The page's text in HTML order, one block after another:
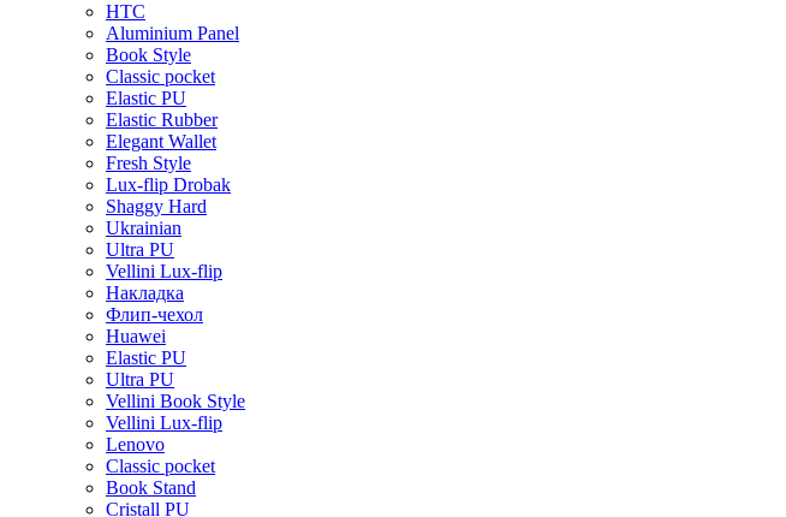
HTC
Aluminium Panel
Book Style
Classic pocket
Elastic PU
Elastic Rubber
Elegant Wallet
Fresh Style
Lux-flip Drobak
Shaggy Hard
Ukrainian
Ultra PU
Vellini Lux-flip
Накладка
Флип-чехол
Huawei
Elastic PU
Ultra PU
Vellini Book Style
Vellini Lux-flip
Lenovo
Classic pocket
Book Stand
Cristall PU